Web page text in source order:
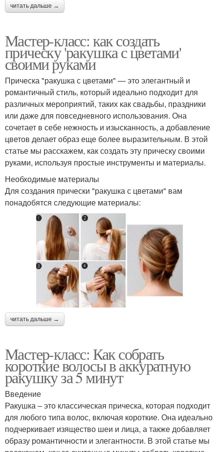
читать дальше →
Мастер-класс: как создать
прическу 'ракушка с цветами'
своими руками
Прическа "ракушка с цветами" — это элегантный и
романтичный стиль, который идеально подходит для
различных мероприятий, таких как свадьбы, праздники
или даже для повседневного использования. Она
сочетает в себе нежность и изысканность, а добавление
цветов делает образ еще более выразительным. В этой
статье мы расскажем, как создать эту прическу своими
руками, используя простые инструменты и материалы.
Необходимые материалы
Для создания прически "ракушка с цветами" вам
понадобятся следующие материалы:
читать дальше →
Мастер-класс: Как собрать
короткие волосы в аккуратную
ракушку за 5 минут
Введение
Ракушка – это классическая прическа, которая подходит
для любого типа волос, включая короткие. Она идеально
подчеркивает изящество шеи и лица, а также добавляет
образу романтичности и элегантности. В этой статье мы